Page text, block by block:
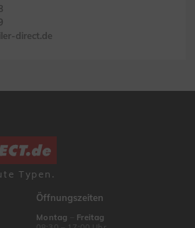
direct.de
Typen.
Öffnungszeiten
Montag
Freitag